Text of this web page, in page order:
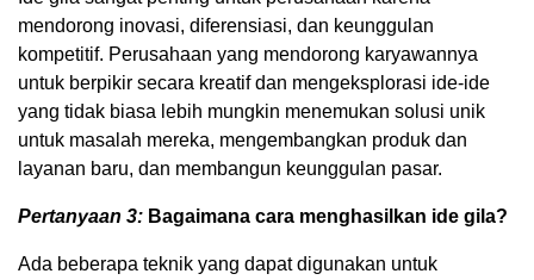
mendorong inovasi, diferensiasi, dan keunggulan
kompetitif. Perusahaan yang mendorong karyawannya
untuk berpikir secara kreatif dan mengeksplorasi ide-ide
yang tidak biasa lebih mungkin menemukan solusi unik
untuk masalah mereka, mengembangkan produk dan
layanan baru, dan membangun keunggulan pasar.
Pertanyaan 3: Bagaimana cara menghasilkan ide gila?
Ada beberapa teknik yang dapat digunakan untuk